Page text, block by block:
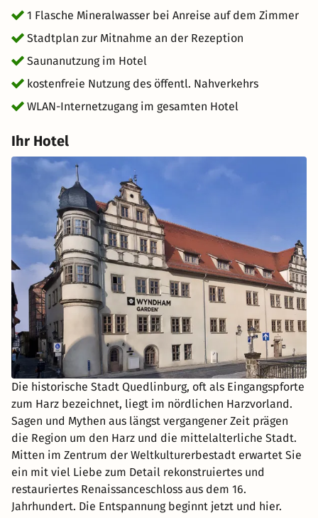
gesamten Landkreis Harz den öffentlichen Nahverkehr
kostenfrei. Mit dem kostenfreien W-LAN-Zugang im Hotel
können Sie oder die Kinder Ihre Erlebnisse am Abend
sofort online teilen.
1 Flasche Mineralwasser bei Anreise auf dem Zimmer
Stadtplan zur Mitnahme an der Rezeption
Saunanutzung im Hotel
kostenfreie Nutzung des öffentl. Nahverkehrs
WLAN-Internetzugang im gesamten Hotel
Ihr Hotel
Die historische Stadt Quedlinburg, oft als Eingangspforte
zum Harz bezeichnet, liegt im nördlichen Harzvorland.
Sagen und Mythen aus längst vergangener Zeit prägen
die Region um den Harz und die mittelalterliche Stadt.
Mitten im Zentrum der Weltkulturerbestadt erwartet Sie
ein mit viel Liebe zum Detail rekonstruiertes und
restauriertes Renaissanceschloss aus dem 16.
Jahrhundert. Die Entspannung beginnt jetzt und hier.